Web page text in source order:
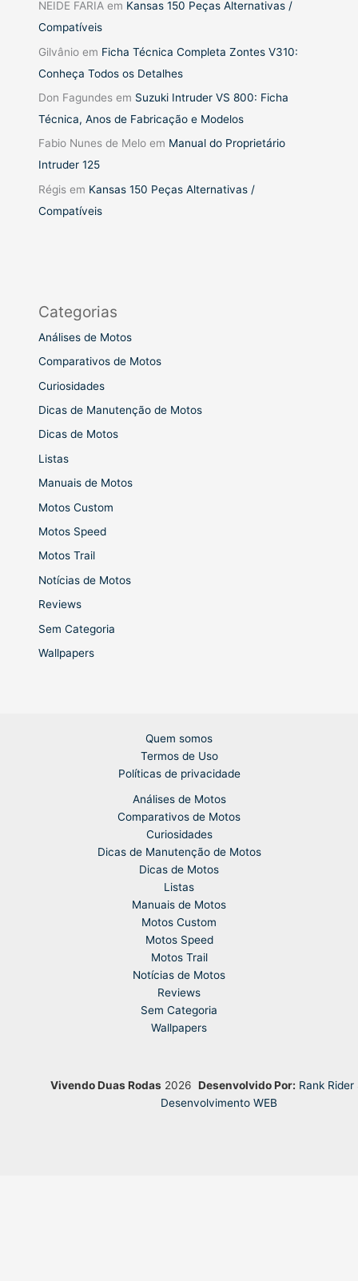
NEIDE FARIA em Kansas 150 Peças Alternativas /
Compatíveis
Gilvânio em Ficha Técnica Completa Zontes V310:
Conheça Todos os Detalhes
Don Fagundes em Suzuki Intruder VS 800: Ficha
Técnica, Anos de Fabricação e Modelos
Fabio Nunes de Melo em Manual do Proprietário
Intruder 125
Régis em Kansas 150 Peças Alternativas /
Compatíveis
Categorias
Análises de Motos
Comparativos de Motos
Curiosidades
Dicas de Manutenção de Motos
Dicas de Motos
Listas
Manuais de Motos
Motos Custom
Motos Speed
Motos Trail
Notícias de Motos
Reviews
Sem Categoria
Wallpapers
Quem somos
Termos de Uso
Políticas de privacidade
Análises de Motos
Comparativos de Motos
Curiosidades
Dicas de Manutenção de Motos
Dicas de Motos
Listas
Manuais de Motos
Motos Custom
Motos Speed
Motos Trail
Notícias de Motos
Reviews
Sem Categoria
Wallpapers
Vivendo Duas Rodas2026 Desenvolvido Por: Rank Rider
Desenvolvimento WEB